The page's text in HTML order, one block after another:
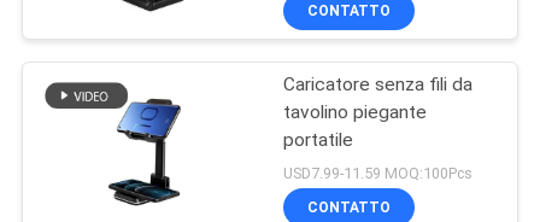
CONTATTO
Caricatore senza fili da
tavolino piegante
portatile
USD7.99-11.59 MOQ:100Pcs
CONTATTO